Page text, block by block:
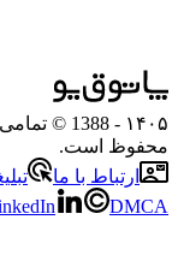
۱۴۰۵
- 1388 ©
محفوظ است.
ارتباط با ما
DMCA